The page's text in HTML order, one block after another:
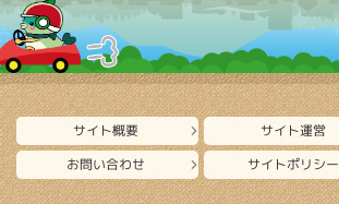
サイト概要
サイト運営
お問い合わせ
サイトポリシー